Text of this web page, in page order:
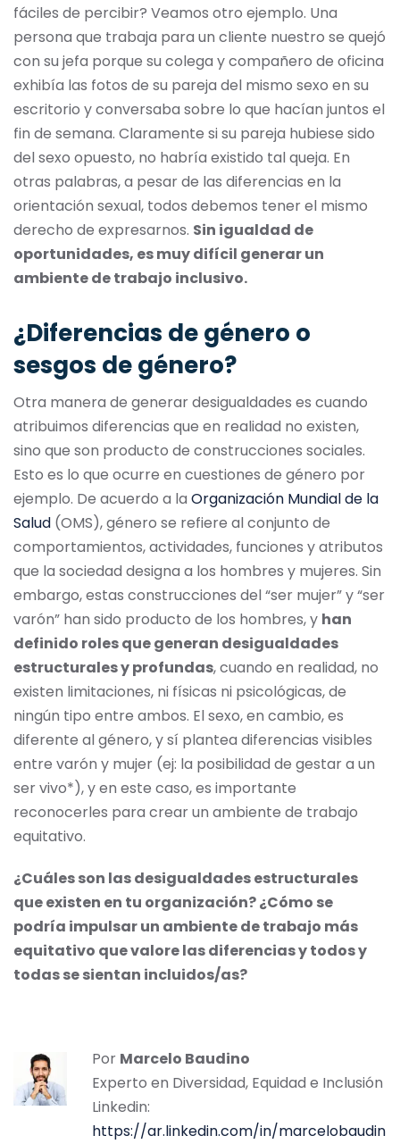
fáciles de percibir? Veamos otro ejemplo. Una
persona que trabaja para un cliente nuestro se quejó
con su jefa porque su colega y compañero de oficina
exhibía las fotos de su pareja del mismo sexo en su
escritorio y conversaba sobre lo que hacían juntos el
fin de semana. Claramente si su pareja hubiese sido
del sexo opuesto, no habría existido tal queja. En
otras palabras, a pesar de las diferencias en la
orientación sexual, todos debemos tener el mismo
derecho de expresarnos. Sin igualdad de
oportunidades, es muy difícil generar un
ambiente de trabajo inclusivo.
¿Diferencias de género o
sesgos de género?
Otra manera de generar desigualdades es cuando
atribuimos diferencias que en realidad no existen,
sino que son producto de construcciones sociales.
Esto es lo que ocurre en cuestiones de género por
ejemplo. De acuerdo a la Organización Mundial de la
Salud (OMS), género se refiere al conjunto de
comportamientos, actividades, funciones y atributos
que la sociedad designa a los hombres y mujeres. Sin
embargo, estas construcciones del “ser mujer” y “ser
varón” han sido producto de los hombres, y han
definido roles que generan desigualdades
estructurales y profundas, cuando en realidad, no
existen limitaciones, ni físicas ni psicológicas, de
ningún tipo entre ambos. El sexo, en cambio, es
diferente al género, y sí plantea diferencias visibles
entre varón y mujer (ej: la posibilidad de gestar a un
ser vivo*), y en este caso, es importante
reconocerles para crear un ambiente de trabajo
equitativo.
¿Cuáles son las desigualdades estructurales
que existen en tu organización? ¿Cómo se
podría impulsar un ambiente de trabajo más
equitativo que valore las diferencias y todos y
todas se sientan incluidos/as?
Por Marcelo Baudino
Experto en Diversidad, Equidad e Inclusión
Linkedin:
https://ar.linkedin.com/in/marcelobaudin